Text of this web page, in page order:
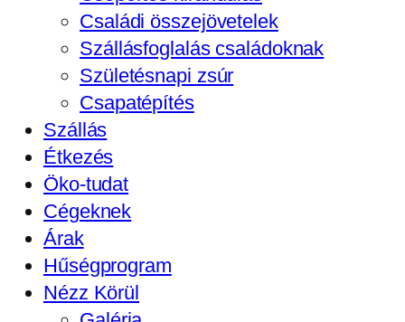
Családi összejövetelek
Szállásfoglalás családoknak
Születésnapi zsúr
Csapatépítés
Szállás
Étkezés
Öko-tudat
Cégeknek
Árak
Hűségprogram
Nézz Körül